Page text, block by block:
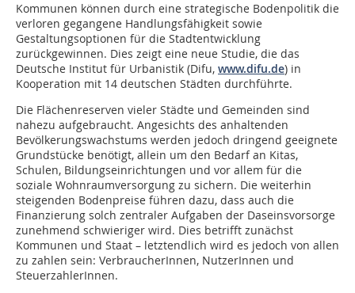
Kommunen können durch eine strategische Bodenpolitik die
verloren gegangene Handlungsfähigkeit sowie
Gestaltungsoptionen für die Stadtentwicklung
zurückgewinnen. Dies zeigt eine neue Studie, die das
Deutsche Institut für Urbanistik (Difu, www.difu.de) in
Kooperation mit 14 deutschen Städten durchführte.
Die Flächenreserven vieler Städte und Gemeinden sind
nahezu aufgebraucht. Angesichts des anhaltenden
Bevölkerungswachstums werden jedoch dringend geeignete
Grundstücke benötigt, allein um den Bedarf an Kitas,
Schulen, Bildungseinrichtungen und vor allem für die
soziale Wohnraumversorgung zu sichern. Die weiterhin
steigenden Bodenpreise führen dazu, dass auch die
Finanzierung solch zentraler Aufgaben der Daseinsvorsorge
zunehmend schwieriger wird. Dies betrifft zunächst
Kommunen und Staat – letztendlich wird es jedoch von allen
zu zahlen sein: VerbraucherInnen, NutzerInnen und
SteuerzahlerInnen.